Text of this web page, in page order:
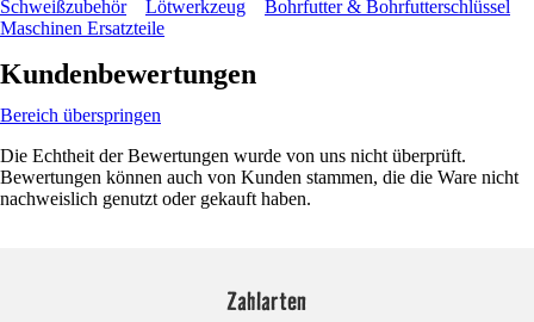
Schweißzubehör Lötwerkzeug
Bohrfutter & Bohrfutterschlüssel
Maschinen Ersatzteile
Kundenbewertungen
Bereich überspringen
Die Echtheit der Bewertungen wurde von uns nicht überprüft.
Bewertungen können auch von Kunden stammen, die die Ware nicht
nachweislich genutzt oder gekauft haben.
Zahlarten